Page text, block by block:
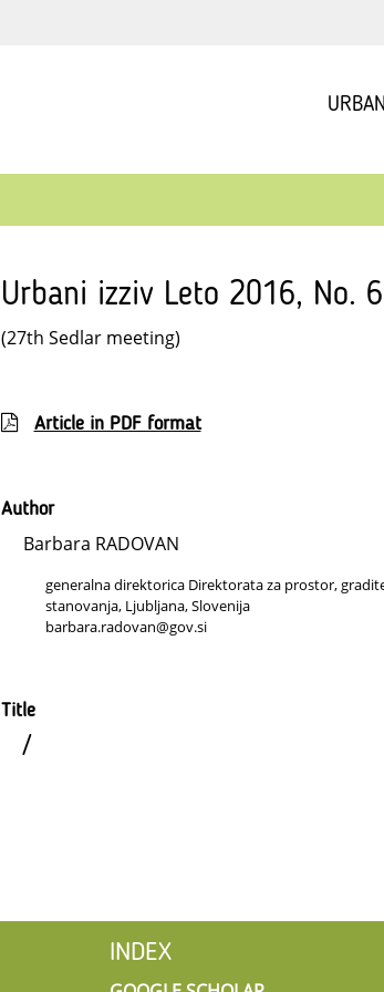
Urbani izziv Leto 2016, No.
(27th Sedlar meeting)
Article in PDF format
Author
Barbara RADOVAN
generalna direktorica Direktorata za prostor,
stanovanja, Ljubljana, Slovenija
barbara.radovan@gov.si
Title
/
INDEX